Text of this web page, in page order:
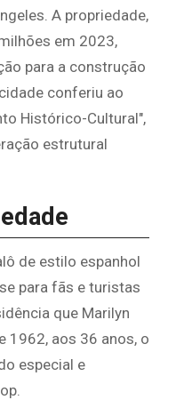
A propriedade,
em 2023,
para a construção
conferiu ao
Histórico-Cultural",
estrutural
de estilo espanhol
para fãs e turistas
que Marilyn
1962, aos 36 anos, o
especial e